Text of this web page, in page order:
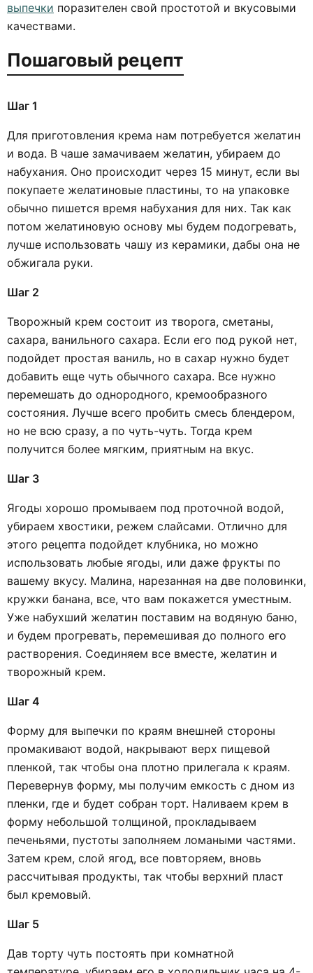
выпечки поразителен свой простотой и вкусовыми
качествами.
Пошаговый рецепт
Шаг 1
Для приготовления крема нам потребуется желатин
и вода. В чаше замачиваем желатин, убираем до
набухания. Оно происходит через 15 минут, если вы
покупаете желатиновые пластины, то на упаковке
обычно пишется время набухания для них. Так как
потом желатиновую основу мы будем подогревать,
лучше использовать чашу из керамики, дабы она не
обжигала руки.
Шаг 2
Творожный крем состоит из творога, сметаны,
сахара, ванильного сахара. Если его под рукой нет,
подойдет простая ваниль, но в сахар нужно будет
добавить еще чуть обычного сахара. Все нужно
перемешать до однородного, кремообразного
состояния. Лучше всего пробить смесь блендером,
но не всю сразу, а по чуть-чуть. Тогда крем
получится более мягким, приятным на вкус.
Шаг 3
Ягоды хорошо промываем под проточной водой,
убираем хвостики, режем слайсами. Отлично для
этого рецепта подойдет клубника, но можно
использовать любые ягоды, или даже фрукты по
вашему вкусу. Малина, нарезанная на две половинки,
кружки банана, все, что вам покажется уместным.
Уже набухший желатин поставим на водяную баню,
и будем прогревать, перемешивая до полного его
растворения. Соединяем все вместе, желатин и
творожный крем.
Шаг 4
Форму для выпечки по краям внешней стороны
промакивают водой, накрывают верх пищевой
пленкой, так чтобы она плотно прилегала к краям.
Перевернув форму, мы получим емкость с дном из
пленки, где и будет собран торт. Наливаем крем в
форму небольшой толщиной, прокладываем
печеньями, пустоты заполняем ломаными частями.
Затем крем, слой ягод, все повторяем, вновь
рассчитывая продукты, так чтобы верхний пласт
был кремовый.
Шаг 5
Дав торту чуть постоять при комнатной